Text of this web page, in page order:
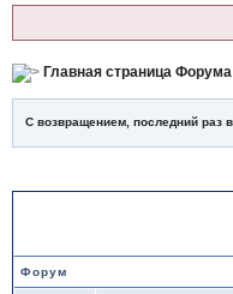
Главная страница Форума
С возвращением, последний раз
Форум